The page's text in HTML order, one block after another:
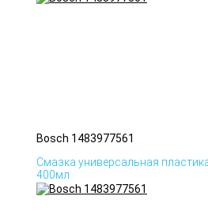
Bosch 1483977561
Смазка универсальная
400мл